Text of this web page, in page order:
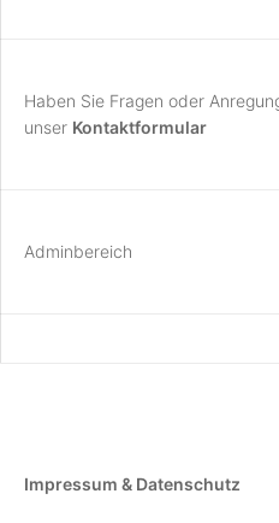
Haben Sie Fragen oder
unser Kontaktformular
Adminbereich
Impressum & Datenschutz